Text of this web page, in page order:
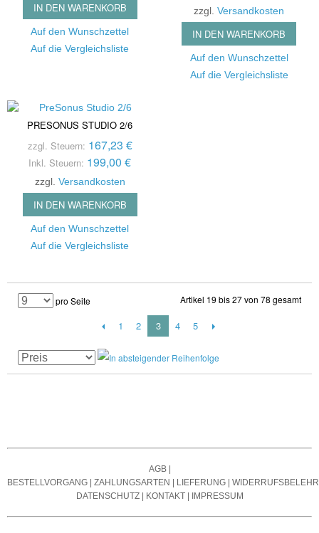
IN DEN WARENKORB
Auf den Wunschzettel
Auf die Vergleichsliste
zzgl.Versandkosten
IN DEN WARENKORB
Auf den Wunschzettel
Auf die Vergleichsliste
PRESONUS STUDIO 2/6
zzgl. Steuern: 167,23 €
Inkl. Steuern: 199,00 €
zzgl. Versandkosten
IN DEN WARENKORB
Auf den Wunschzettel
Auf die Vergleichsliste
Artikel 19 bis 27 von 78 gesamt
pro Seite
1 2 3 4 5
AGB|
BESTELLVORGANG
ZAHLUNGSARTEN LIEFERUNG
DATENSCHUTZ| KONTAKT| IMPRESSUM